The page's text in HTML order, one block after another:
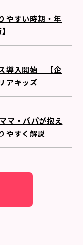
やすい時期・年
導入開始｜【企
アキッズ
マ・パパが抱え
やすく解説